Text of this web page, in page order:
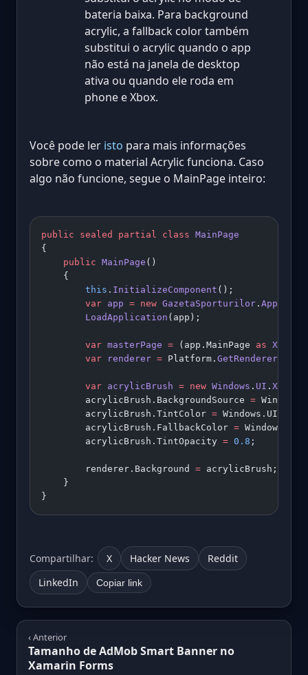
bateria baixa. Para background
acrylic, a fallback color também
substitui o acrylic quando o app
não está na janela de desktop
ativa ou quando ele roda em
phone e Xbox.
Você pode ler isto para mais informações
sobre como o material Acrylic funciona. Caso
algo não funcione, segue o MainPage inteiro:
public sealed partial class MainPage
{
    public
MainPage ()
    {
        this
. InitializeComponent ();
        var
app = new GazetaSporturilor . App
        LoadApplication
(app);
        var
masterPage = (app.MainPage as
        var
renderer = Platform. GetRenderer
        var
acrylicBrush = new Windows . UI . Xaml
        acrylicBrush.BackgroundSource
=
        acrylicBrush.TintColor
=
        acrylicBrush.FallbackColor
=
        acrylicBrush.TintOpacity
= 0.8 ;
        renderer.Background
= acrylicBrush;
    }
}
Compartilhar: X Hacker News
Reddit
LinkedIn
Copiar link
‹ Anterior
Tamanho de AdMob Smart Banner no
Xamarin Forms